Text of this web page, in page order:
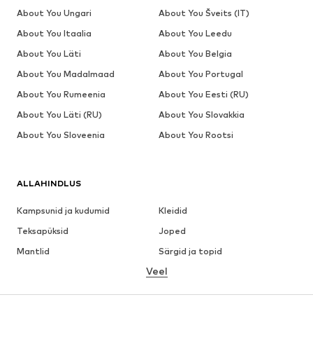
ALLAHINDLUS
Kampsunid ja kudumid
Kleidid
Teksapüksid
Joped
Mantlid
Särgid ja topid
Pesu
Veel
About You Ungari
About You Šveits (IT)
About You Itaalia
About You Leedu
About You Läti
About You Belgia
About You Madalmaad
About You Portugal
About You Rumeenia
About You Eesti (RU)
About You Läti (RU)
About You Slovakkia
About You Sloveenia
About You Rootsi